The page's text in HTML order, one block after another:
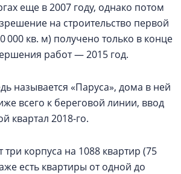
еще в 2007 году, однако потом
на строительство первой
000 кв. м) получено только в конце
работ — 2015 год.
называется «Паруса», дома в ней
всего к береговой линии, ввод
квартал 2018-го.
три корпуса на 1088 квартир (75
есть квартиры от одной до